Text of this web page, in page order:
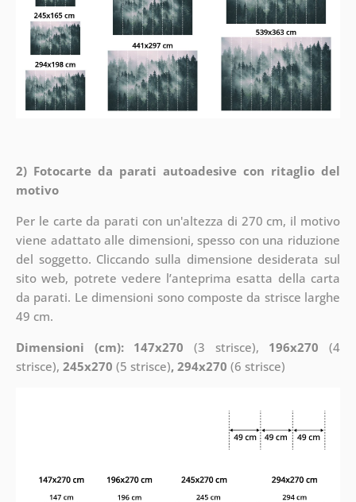
2) Fotocarte da parati autoadesive con ritaglio del
motivo
Per le carte da parati con un'altezza di 270 cm, il motivo
viene adattato alle dimensioni, spesso con una riduzione
del soggetto. Cliccando sulla dimensione desiderata sul
sito web, potrete vedere l’anteprima esatta della carta
da parati. Le dimensioni sono composte da strisce larghe
49 cm.
Dimensioni (cm): 147x270 (3 strisce), 196x270 (4
strisce), 245x270 (5 strisce), 294x270 (6 strisce)